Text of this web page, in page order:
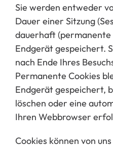
Sie werden entweder
Dauer einer Sitzung
dauerhaft (permanente
Endgerät gespeichert.
nach Ende Ihres
Permanente Cookies
Endgerät gespeichert,
löschen oder eine
Ihren Webbrowser
Cookies können von